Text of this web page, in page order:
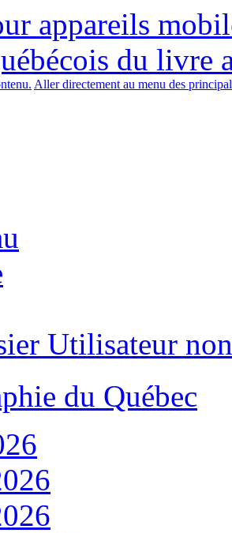
appareils
du livre
Aller directement au menu des
Utilisateur
du Québec